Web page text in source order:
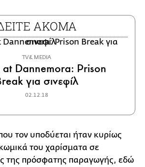
ΑΚΟΜΑ
TV & MEDIA
at Dannemora: Prison
για σινεφίλ
02.12.18
τον υποδύεται ήταν κυρίως
του χαρίσματα σε
της πρόσφατης παραγωγής, εδώ